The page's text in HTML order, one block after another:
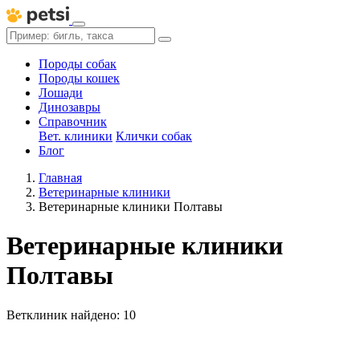
Породы собак
Породы кошек
Лошади
Динозавры
Справочник
Вет. клиники Клички собак
Блог
Главная
Ветеринарные клиники
Ветеринарные клиники Полтавы
Ветеринарные клиники
Полтавы
Ветклиник найдено: 10